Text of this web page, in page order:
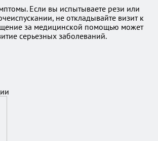
Если вы испытываете рези или
не откладывайте визит к
за медицинской помощью может
серьезных заболеваний.